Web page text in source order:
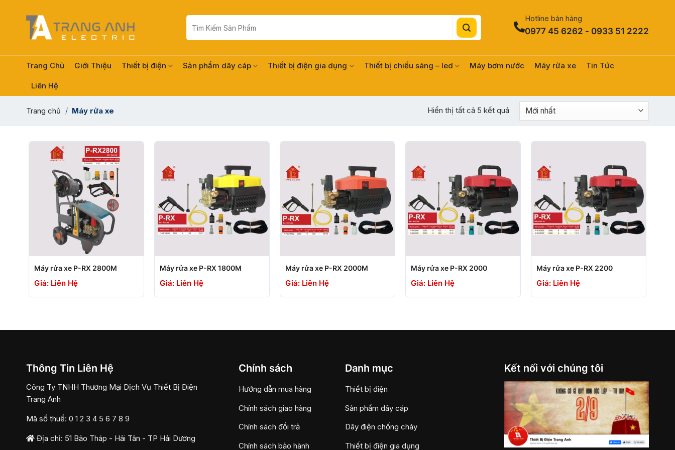
Tìm
kiếm:
Hotline bán hàng
0977 45 6262 - 0933 51 2222
Trang Chủ Giới Thiệu Thiết bị điện Sản phẩm dây cáp Thiết bị điện gia dụng Thiết bị chiếu sáng – led Máy bơm nước Máy rửa xe Tin Tức
Liên Hệ
Trang chủ / Máy rửa xe Hiển thị tất cả 5 kết quảĐược
sắp
Máy rửa xe P-RX 2800M
Giá: Liên Hệ
Máy rửa xe P-RX 1800M
Giá: Liên Hệ
Máy rửa xe P-RX 2000M
Giá: Liên Hệ
Máy rửa xe P-RX 2000
Giá: Liên Hệ
Máy rửa xe P-RX 2200
Giá: Liên Hệ
Thông Tin Liên Hệ
Công Ty TNHH Thương Mại Dịch Vụ Thiết Bị Điện
Trang Anh
Mã số thuế: 0 1 2 3 4 5 6 7 8 9
Địa chỉ: 51 Bảo Tháp - Hải Tân - TP Hải Dương
Chính sách
Hướng dẫn mua hàng
Chính sách giao hàng
Chính sách đổi trả
Chính sách bảo hành
Danh mục
Thiết bị điện
Sản phẩm dây cáp
Dây điện chống cháy
Thiết bị điện gia dụng
Kết nối với chúng tôi